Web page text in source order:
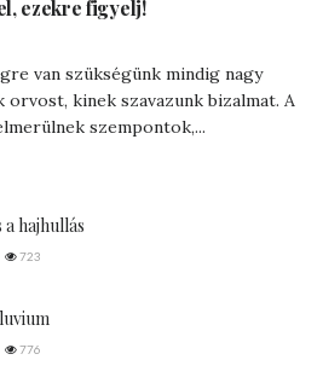
2020.06.18. 6.9K
TOVÁBBIAK